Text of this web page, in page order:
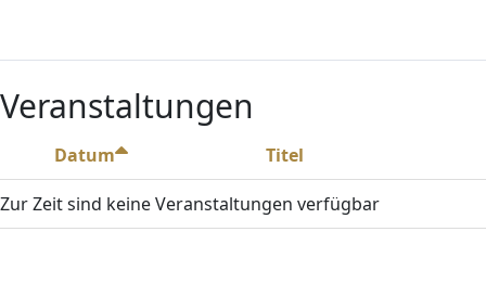
Veranstaltungen
Datum Titel
Zur Zeit sind keine Veranstaltungen verfügbar